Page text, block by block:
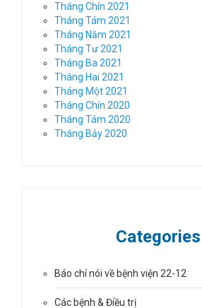
Tháng Chín 2021
Tháng Tám 2021
Tháng Năm 2021
Tháng Tư 2021
Tháng Ba 2021
Tháng Hai 2021
Tháng Một 2021
Tháng Chín 2020
Tháng Tám 2020
Tháng Bảy 2020
Categories
Báo chí nói về bệnh viện 22-12
Các bệnh & Điều trị